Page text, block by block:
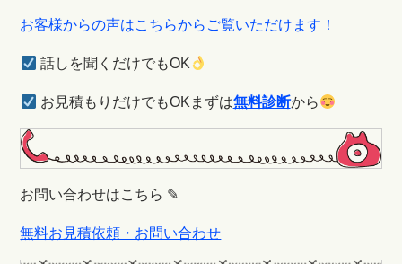
お客様からの声はこちらからご覧いただけます！
話しを聞くだけでもOK
お見積もりだけでもOKまずは無料診断から
お問い合わせはこちら ✎
無料お見積依頼・お問い合わせ